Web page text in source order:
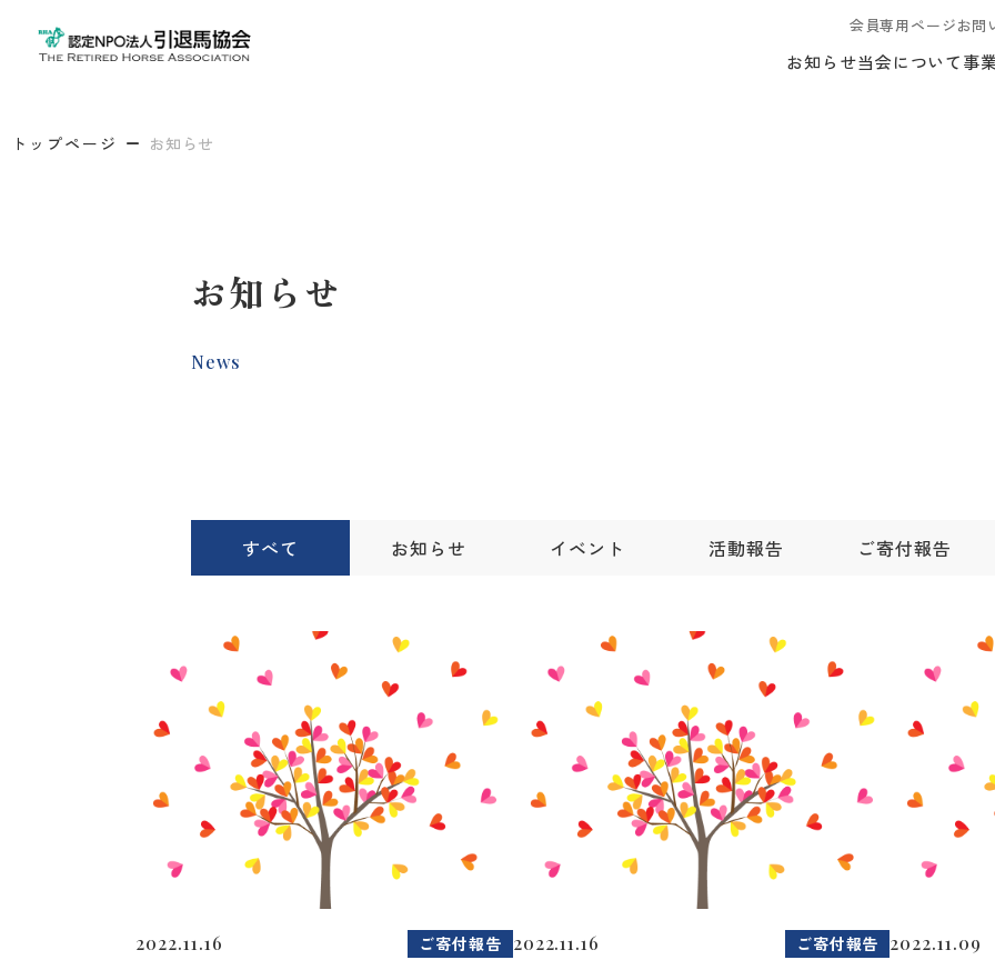
会員専用ページお問
お知らせ当会について事
トップページ お知らせ
お知らせ
News
すべて お知らせ イベント 活動報告 ご寄付報告
2022.11.16 ご寄付報告 2022.11.16 ご寄付報告 2022.11.09